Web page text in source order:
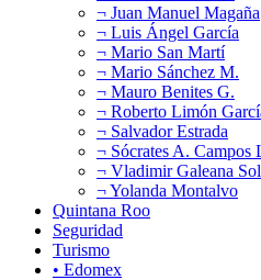
¬ Juan Manuel Magaña
¬ Luis Ángel García
¬ Mario San Martí
¬ Mario Sánchez M.
¬ Mauro Benites G.
¬ Roberto Limón
¬ Salvador Estrada
¬ Sócrates A. Campos
¬ Vladimir Galeana
¬ Yolanda Montalvo
Quintana Roo
Seguridad
Turismo
• Edomex